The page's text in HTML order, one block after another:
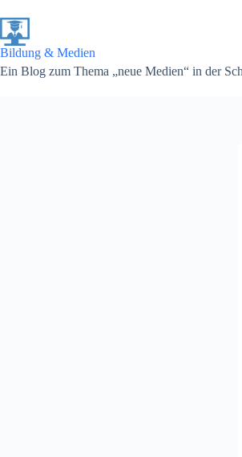
Inhalt
springen
Bildung & Medien
Ein Blog zum Thema „neue Medien“ in der